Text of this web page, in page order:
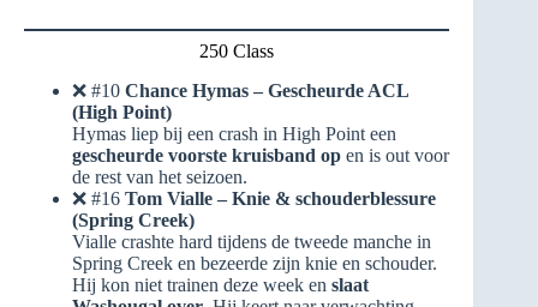
250 Class
❌ #10 Chance Hymas – Gescheurde ACL
(High Point)
Hymas liep bij een crash in High Point een
gescheurde voorste kruisband op en is out voor
de rest van het seizoen.
❌ #16 Tom Vialle – Knie & schouderblessure
(Spring Creek)
Vialle crashte hard tijdens de tweede manche in
Spring Creek en bezeerde zijn knie en schouder.
Hij kon niet trainen deze week en slaat